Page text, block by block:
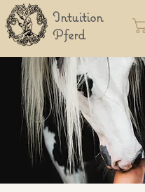
Intuition
Pferd